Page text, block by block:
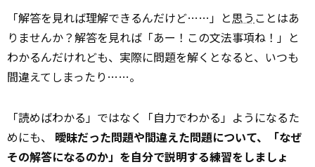
「解答を見れば理解できるんだけど……」と思う ことはあ
りませんか？解答を見れば「あー！この文法事項ね！」と
わかるんだけれども、実際に問題を解くとなると、いつも
間違えてしまったり……。
「読めばわかる」ではなく「自力でわかる」ようになるた
めにも、 曖昧だった問題や間違えた問題について、「なぜ
その解答になるのか」を自分で説明する練習をしましょ